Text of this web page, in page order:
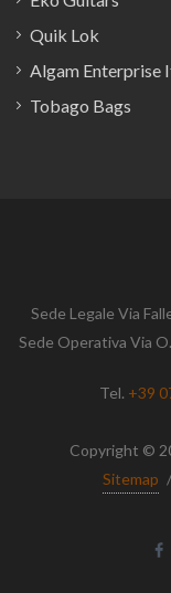
Quik Lok
Algam Enterprise
Tobago Bags
Sede Legale Via
Sede Operativa Via
Tel. +39
Copyright ©
Sitemap /